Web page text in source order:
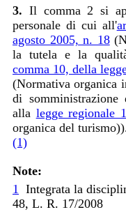
3. Il comma 2 si
personale di cui all'
agosto 2005, n. 18
la tutela e la
comma 10, della
(Normativa organica
di
alla legge regionale
organica del
(1)
Note:
1 Integrata la
48, L. R. 17/2008